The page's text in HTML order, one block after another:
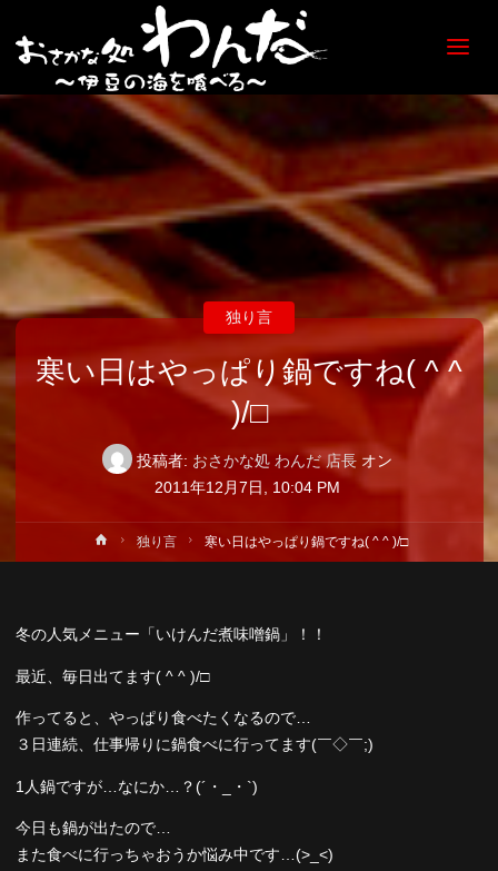
屋】
かな
処
わん
だ
寒い日はやっぱり鍋ですね( ^ ^
)/□
投稿者: おさかな処 わんだ 店長 オン
2011年12月7日, 10:04 PM
独り言
ホ
ー
独り言 寒い日はやっぱり鍋ですね( ^ ^ )/□
冬の人気メニュー「いけんだ煮味噌鍋」！！
最近、毎日出てます( ^ ^ )/□
作ってると、やっぱり食べたくなるので…
３日連続、仕事帰りに鍋食べに行ってます(￣◇￣;)
1人鍋ですが…なにか…？(´・_・`)
今日も鍋が出たので…
また食べに行っちゃおうか悩み中です…(>_<)